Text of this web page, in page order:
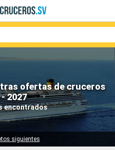
ofertas de cruceros
2027
encontrados
siguientes